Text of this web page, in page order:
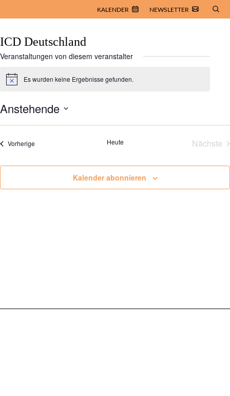
KALENDER NEWSLETTER
ICD Deutschland
Veranstaltungen von diesem veranstalter
HinweisEs wurden keine Ergebnisse gefunden.
Anstehende
wählen.
Vorherige
Heute
Nächste
Kalender abonnieren